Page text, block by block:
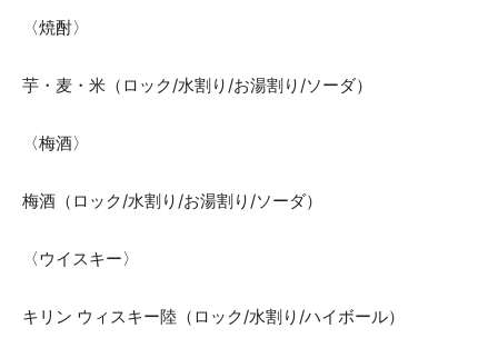
〈焼酎〉
芋・麦・米（ロック/水割り/お湯割り/ソーダ）
〈梅酒〉
梅酒（ロック/水割り/お湯割り/ソーダ）
〈ウイスキー〉
キリン ウィスキー陸（ロック/水割り/ハイボール）